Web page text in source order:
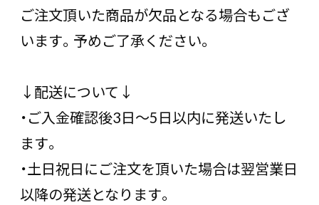
ご注文頂いた商品が欠品となる場合もござ
います。予めご了承ください。
↓配送について↓
・ご入金確認後3日〜5日以内に発送いたし
ます。
・土日祝日にご注文を頂いた場合は翌営業日
以降の発送となります。